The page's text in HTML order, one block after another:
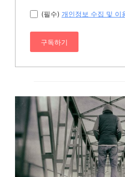
(필수) 개인정보 수집 및 이
구독하기